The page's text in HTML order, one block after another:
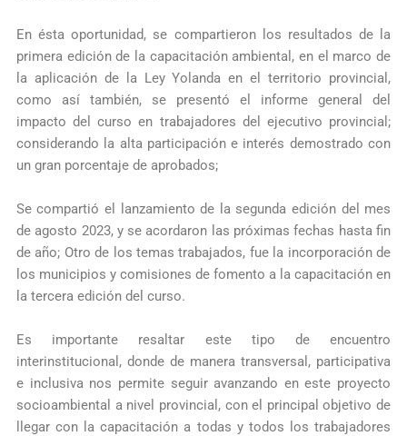
En ésta oportunidad, se compartieron los resultados de la
primera edición de la capacitación ambiental, en el marco de
la aplicación de la Ley Yolanda en el territorio provincial,
como así también, se presentó el informe general del
impacto del curso en trabajadores del ejecutivo provincial;
considerando la alta participación e interés demostrado con
un gran porcentaje de aprobados;
Se compartió el lanzamiento de la segunda edición del mes
de agosto 2023, y se acordaron las próximas fechas hasta fin
de año; Otro de los temas trabajados, fue la incorporación de
los municipios y comisiones de fomento a la capacitación en
la tercera edición del curso.
Es importante resaltar este tipo de encuentro
interinstitucional, donde de manera transversal, participativa
e inclusiva nos permite seguir avanzando en este proyecto
socioambiental a nivel provincial, con el principal objetivo de
llegar con la capacitación a todas y todos los trabajadores